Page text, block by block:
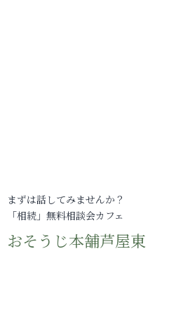
まずは話してみませんか？
「相続」無料相談会カフェ
おそうじ本舗芦屋東